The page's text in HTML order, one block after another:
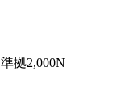
拠2,000N